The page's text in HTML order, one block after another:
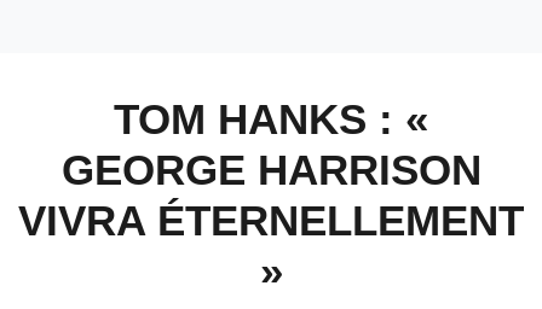
TOM HANKS : «
GEORGE HARRISON
VIVRA ÉTERNELLEMENT
»